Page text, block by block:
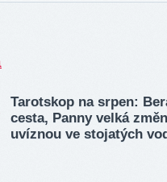
Tarotskop na srpen:
cesta, Panny velká
uvíznou ve stojatých